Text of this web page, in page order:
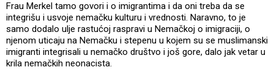
Frau Merkel tamo govori i o imigrantima i da oni treba da se
integrišu i usvoje nemačku kulturu i vrednosti. Naravno, to je
samo dodalo ulje rastućoj raspravi u Nemačkoj o imigraciji, o
njenom uticaju na Nemačku i stepenu u kojem su se muslimanski
imigranti integrisali u nemačko društvo i još gore, dalo jak vetar u
krila nemačkih neonacista.